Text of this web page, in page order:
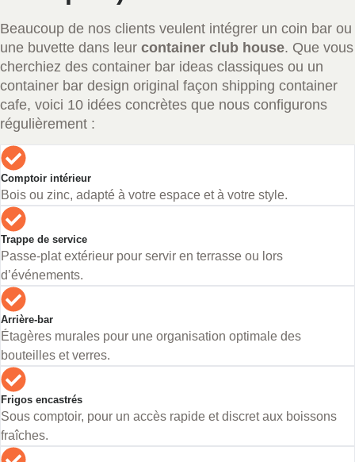
Beaucoup de nos clients veulent intégrer un coin bar ou
une buvette dans leur container club house. Que vous
cherchiez des container bar ideas classiques ou un
container bar design original façon shipping container
cafe, voici 10 idées concrètes que nous configurons
régulièrement :
Comptoir intérieur
Bois ou zinc, adapté à votre espace et à votre style.
Trappe de service
Passe-plat extérieur pour servir en terrasse ou lors
d’événements.
Arrière-bar
Étagères murales pour une organisation optimale des
bouteilles et verres.
Frigos encastrés
Sous comptoir, pour un accès rapide et discret aux boissons
fraîches.